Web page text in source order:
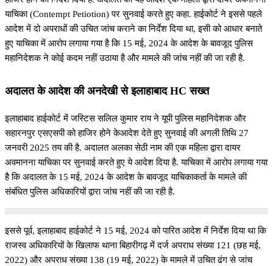
याचिका (Contempt Petiotion) पर सुनवाई करते हुए कहा. हाईकोर्ट ने इससे पहले
आदेश में दो अपराधों की उचित जांच कराने का निर्देश दिया था, इसी को आधार बनाते
हुए याचिका में आरोप लगाया गया है कि 15 मई, 2024 के आदेश के बावजूद पुलिस
महानिदेशक ने कोई कदम नहीं उठाया है और मामले की जांच नहीं की जा रही है.
अदालत के आदेश की अनदेखी से इलाहाबाद HC सख्त
इलाहाबाद हाईकोर्ट में जस्टिस सलिल कुमार राय ने यूपी पुलिस महानिदेशक और
सहारनपुर एसएसपी को हाजिर होने केआदेश देते हुए सुनवाई की अगली तिथि 27
जनवरी 2025 तय की है. अदालत अलका सेठी नाम की एक महिला द्वारा दायर
अवमानना याचिका पर सुनवाई करते हुए ये आदेश दिया है. याचिका में आरोप लगाया गया
है कि अदालत के 15 मई, 2024 के आदेश के बावजूद याचिकाकर्ता के मामले की
संबंधित पुलिस अधिकारियों द्वारा जांच नहीं की जा रही है.
इससे पूर्व, इलाहाबाद हाईकोर्ट ने 15 मई, 2024 को पारित आदेश में निर्देश दिया था कि
राजस्व अधिकारियों के खिलाफ थाना बिहारीगढ़ में दर्ज अपराध संख्या 121 (छह मई,
2022) और अपराध संख्या 138 (19 मई, 2022) के मामले में उचित ढंग से जांच